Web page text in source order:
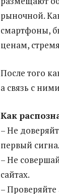
рыночной.
смартфоны,
ценам,
После того
а связь с
Как
– Не
первый
– Не
сайтах.
–